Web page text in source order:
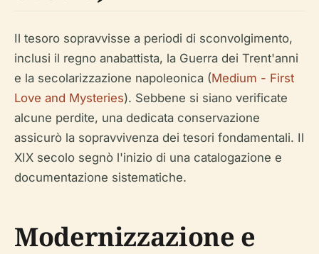
Il tesoro sopravvisse a periodi di sconvolgimento,
inclusi il regno anabattista, la Guerra dei Trent'anni
e la secolarizzazione napoleonica (Medium - First
Love and Mysteries). Sebbene si siano verificate
alcune perdite, una dedicata conservazione
assicurò la sopravvivenza dei tesori fondamentali. Il
XIX secolo segnò l'inizio di una catalogazione e
documentazione sistematiche.
Modernizzazione e